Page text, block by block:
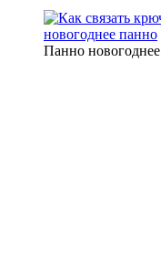
Панно новогоднее